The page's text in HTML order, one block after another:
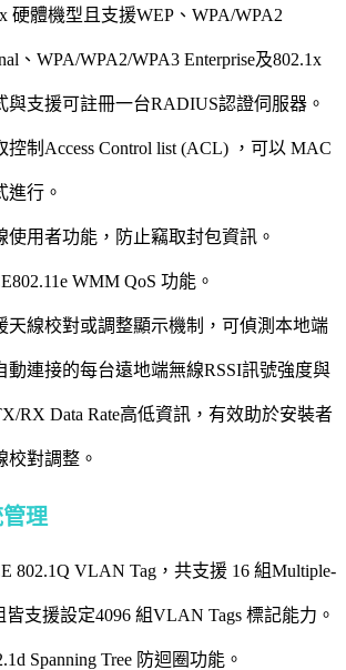
硬體機型且支援WEP、WPA/WPA2
、WPA/WPA2/WPA3 Enterprise及802.1x
與支援可註冊一台RADIUS認證伺服器。
控制Access Control list (ACL) ，可以 MAC
進行。
使用者功能，防止竊取封包資訊。
WMM QoS 功能。
天線校對或調整顯示機制，可偵測本地端
動連接的每台遠地端無線RSSI訊號強度與
RX Data Rate高低資訊，有效助於安裝者
校對調整。
理
802.1Q VLAN Tag，共支援 16 組Multiple-
支援設定4096 組VLAN Tags 標記能力。
Spanning Tree 防迴圈功能。